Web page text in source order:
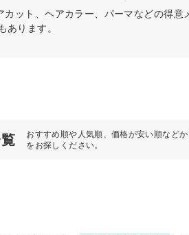
ット、ヘアカラー、パーマなどの得意
あります。
おすすめ順や人気順、価格が安い順など
をお探しください。